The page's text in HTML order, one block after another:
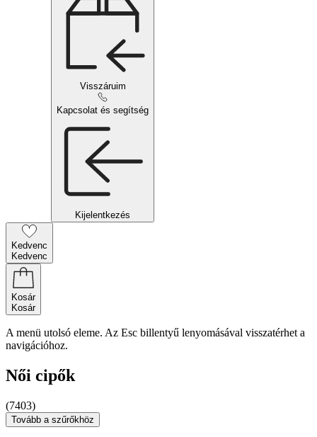
Visszáruim
Kapcsolat és segítség
Kijelentkezés
Kedvenc
Kedvenc
Kosár
Kosár
A menü utolsó eleme. Az Esc billentyű lenyomásával visszatérhet a
navigációhoz.
Női cipők
(7403)
Tovább a szűrőkhöz